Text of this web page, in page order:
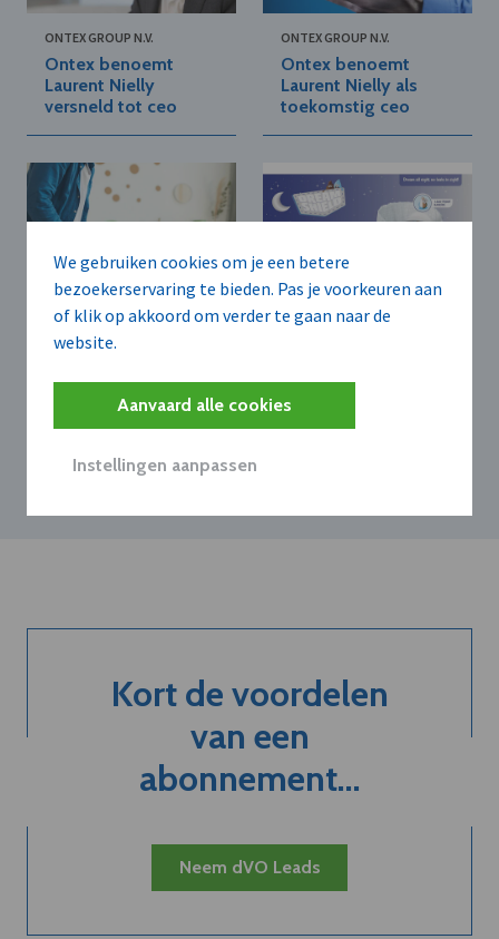
We gebruiken cookies om je een betere
bezoekerservaring te bieden. Pas je voorkeuren aan
of klik op akkoord om verder te gaan naar de
website.
Aanvaard alle cookies
Instellingen aanpassen
ONTEX GROUP N.V.
Ontex benoemt
Laurent Nielly
versneld tot ceo
ONTEX GROUP N.V.
Ontex benoemt
Laurent Nielly als
toekomstig ceo
ONTEX GROUP N.V.
productiecapaciteit
voor luierbroekjes in
Dreamshield® 360
Night Pants voor
Kort de voordelen
van een
abonnement...
Neem dVO Leads